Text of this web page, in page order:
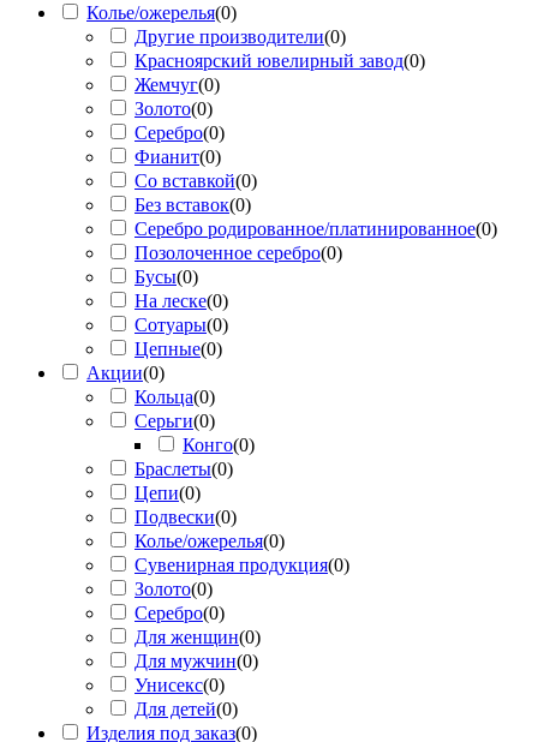
Колье/ожерелья(0)
Другие производители(0)
Красноярский ювелирный завод(0)
Жемчуг(0)
Золото(0)
Серебро(0)
Фианит(0)
Со вставкой(0)
Без вставок(0)
Серебро родированное/платинированное(0)
Позолоченное серебро(0)
Бусы(0)
На леске(0)
Сотуары(0)
Цепные(0)
Акции(0)
Кольца(0)
Серьги(0)
Конго(0)
Браслеты(0)
Цепи(0)
Подвески(0)
Колье/ожерелья(0)
Сувенирная продукция(0)
Золото(0)
Серебро(0)
Для женщин(0)
Для мужчин(0)
Унисекс(0)
Для детей(0)
Изделия под заказ(0)